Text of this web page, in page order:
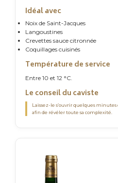
Idéal avec
Noix de Saint-Jacques
Langoustines
Crevettes sauce citronnée
Coquillages cuisinés
Température de service
Entre 10 et 12 °C.
Le conseil du caviste
Laissez-le s’ouvrir quelques minutes
afin de révéler toute sa complexité.